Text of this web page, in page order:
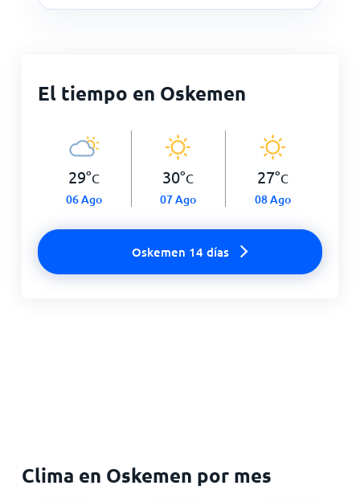
El tiempo en Oskemen
29°C
06 Ago
30°C
07 Ago
27°C
08 Ago
Oskemen 14 días
Clima en Oskemen por mes